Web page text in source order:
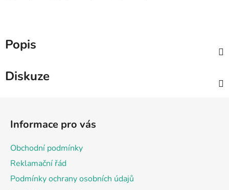
Popis
Diskuze
Informace pro vás
Obchodní podmínky
Reklamační řád
Podmínky ochrany osobních údajů